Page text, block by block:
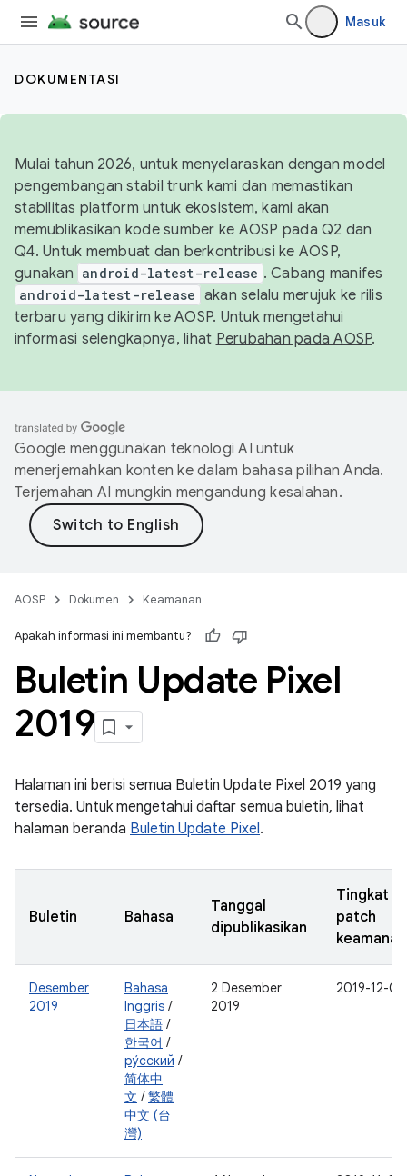
Masuk
DOKUMENTASI
Mulai tahun 2026, untuk menyelaraskan dengan model
pengembangan stabil trunk kami dan memastikan
stabilitas platform untuk ekosistem, kami akan
memublikasikan kode sumber ke AOSP pada Q2 dan
Q4. Untuk membuat dan berkontribusi ke AOSP,
gunakan android-latest-release . Cabang manifes
android-latest-release akan selalu merujuk ke rilis
terbaru yang dikirim ke AOSP. Untuk mengetahui
informasi selengkapnya, lihat Perubahan pada AOSP.
Google menggunakan teknologi AI untuk
menerjemahkan konten ke dalam bahasa pilihan Anda.
Terjemahan AI mungkin mengandung kesalahan.
AOSP Dokumen Keamanan
Apakah informasi ini membantu?
Buletin Update Pixel
2019
Halaman ini berisi semua Buletin Update Pixel 2019 yang
tersedia. Untuk mengetahui daftar semua buletin, lihat
halaman beranda Buletin Update Pixel.
Buletin Bahasa
Tanggal
dipublikasikan
Tingkat
patch
keamanan
Desember
2019
Bahasa
Inggris /
日本語 /
한국어 /
ру́сский /
简体中
文 /繁體
中文 (台
灣)
2 Desember
2019
2019-12-05